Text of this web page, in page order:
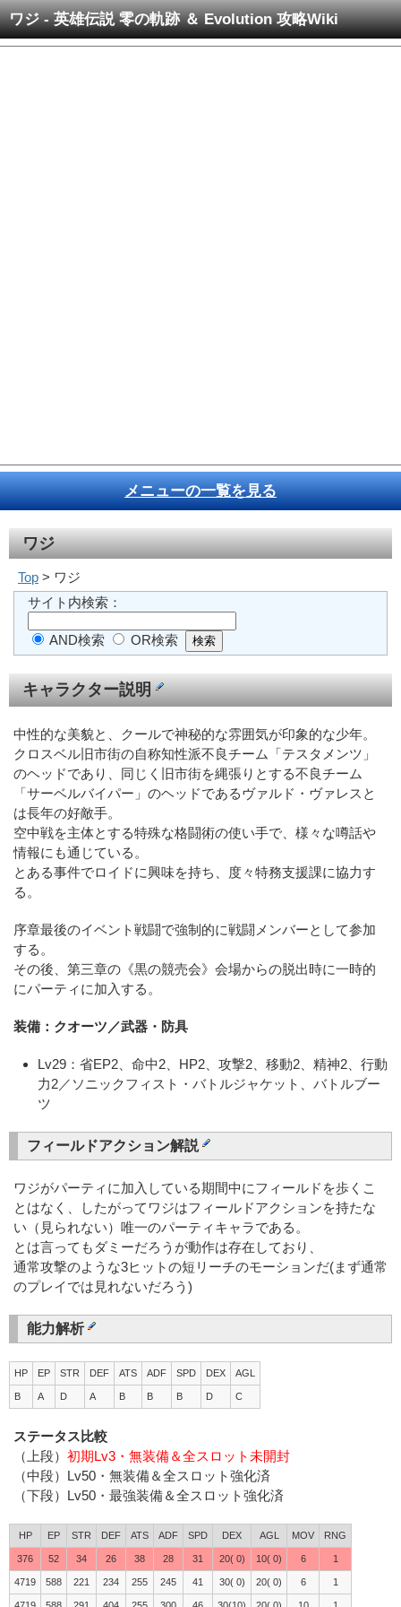
ワジ - 英雄伝説 零の軌跡 ＆ Evolution 攻略Wiki
メニューの一覧を見る
ワジ
Top > ワジ
サイト内検索：
AND検索 OR検索
キャラクター説明
中性的な美貌と、クールで神秘的な雰囲気が印象的な少年。
クロスベル旧市街の自称知性派不良チーム「テスタメンツ」
のヘッドであり、同じく旧市街を縄張りとする不良チーム
「サーベルバイパー」のヘッドであるヴァルド・ヴァレスと
は長年の好敵手。
空中戦を主体とする特殊な格闘術の使い手で、様々な噂話や
情報にも通じている。
とある事件でロイドに興味を持ち、度々特務支援課に協力す
る。
序章最後のイベント戦闘で強制的に戦闘メンバーとして参加
する。
その後、第三章の《黒の競売会》会場からの脱出時に一時的
にパーティに加入する。
装備：クオーツ／武器・防具
Lv29：省EP2、命中2、HP2、攻撃2、移動2、精神2、行動
力2／ソニックフィスト・バトルジャケット、バトルブー
ツ
フィールドアクション解説
ワジがパーティに加入している期間中にフィールドを歩くこ
とはなく、したがってワジはフィールドアクションを持たな
い（見られない）唯一のパーティキャラである。
とは言ってもダミーだろうが動作は存在しており、
通常攻撃のような3ヒットの短リーチのモーションだ(まず通常
のプレイでは見れないだろう)
能力解析
HP EP STR DEF ATS ADF SPD DEX AGL
B A D A B B B D C
ステータス比較
（上段） 初期Lv3・無装備＆全スロット未開封
（中段）Lv50・無装備＆全スロット強化済
（下段）Lv50・最強装備＆全スロット強化済
HP EP STR DEF ATS ADF SPD DEX AGL MOV RNG
376 52 34 26 38 28 31 20( 0) 10( 0) 6 1
4719 588 221 234 255 245 41 30( 0) 20( 0) 6 1